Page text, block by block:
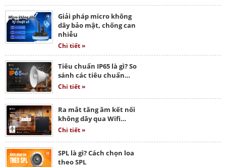
Giải pháp micro không
dây bảo mật, chống can
nhiễu
Chi tiết »
Tiêu chuẩn IP65 là gì? So
sánh các tiêu chuẩn…
Chi tiết »
Ra mắt tăng âm kết nối
không dây qua Wifi…
Chi tiết »
SPL là gì? Cách chọn loa
theo SPL